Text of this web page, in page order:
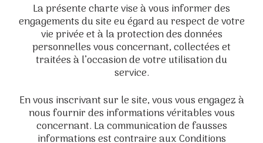
La présente charte vise à vous informer des
engagements du site eu égard au respect de votre
vie privée et à la protection des données
personnelles vous concernant, collectées et
traitées à l’occasion de votre utilisation du
service.
En vous inscrivant sur le site, vous vous engagez à
nous fournir des informations véritables vous
concernant. La communication de fausses